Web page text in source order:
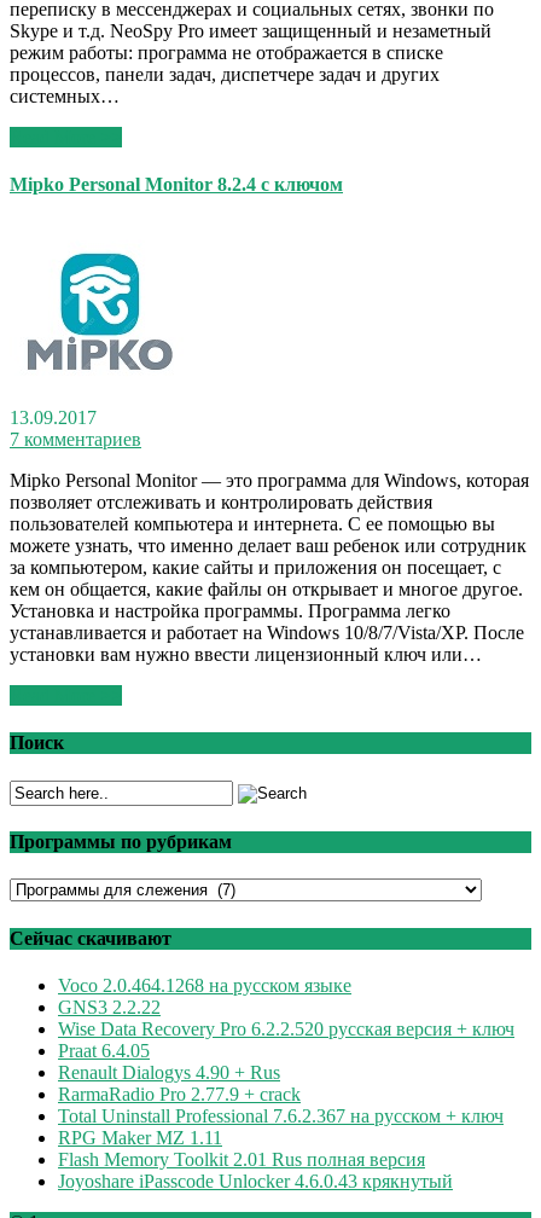
переписку в мессенджерах и социальных сетях, звонки по
Skype и т.д. NeoSpy Pro имеет защищенный и незаметный
режим работы: программа не отображается в списке
процессов, панели задач, диспетчере задач и других
системных…
Mipko Personal Monitor 8.2.4 с ключом
13.09.2017
7 комментариев
Mipko Personal Monitor — это программа для Windows, которая
позволяет отслеживать и контролировать действия
пользователей компьютера и интернета. С ее помощью вы
можете узнать, что именно делает ваш ребенок или сотрудник
за компьютером, какие сайты и приложения он посещает, с
кем он общается, какие файлы он открывает и многое другое.
Установка и настройка программы. Программа легко
устанавливается и работает на Windows 10/8/7/Vista/XP. После
установки вам нужно ввести лицензионный ключ или…
Поиск
Программы по рубрикам
Программы
рубрикам
Сейчас скачивают
Voco 2.0.464.1268 на русском языке
GNS3 2.2.22
Wise Data Recovery Pro 6.2.2.520 русская версия + ключ
Praat 6.4.05
Renault Dialogys 4.90 + Rus
RarmaRadio Pro 2.77.9 + crack
Total Uninstall Professional 7.6.2.367 на русском + ключ
RPG Maker MZ 1.11
Flash Memory Toolkit 2.01 Rus полная версия
Joyoshare iPasscode Unlocker 4.6.0.43 крякнутый